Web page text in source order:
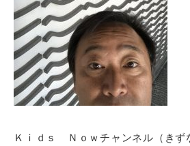
Ｋｉｄｓ Ｎｏｗチャンネル（きず